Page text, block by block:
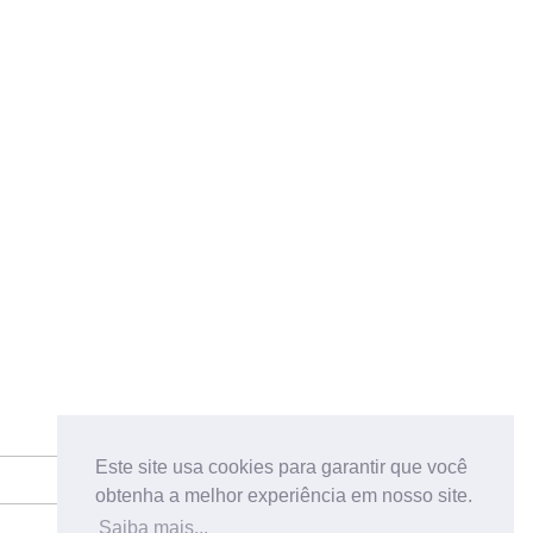
Este site usa cookies para garantir que você
obtenha a melhor experiência em nosso site.
Saiba mais...